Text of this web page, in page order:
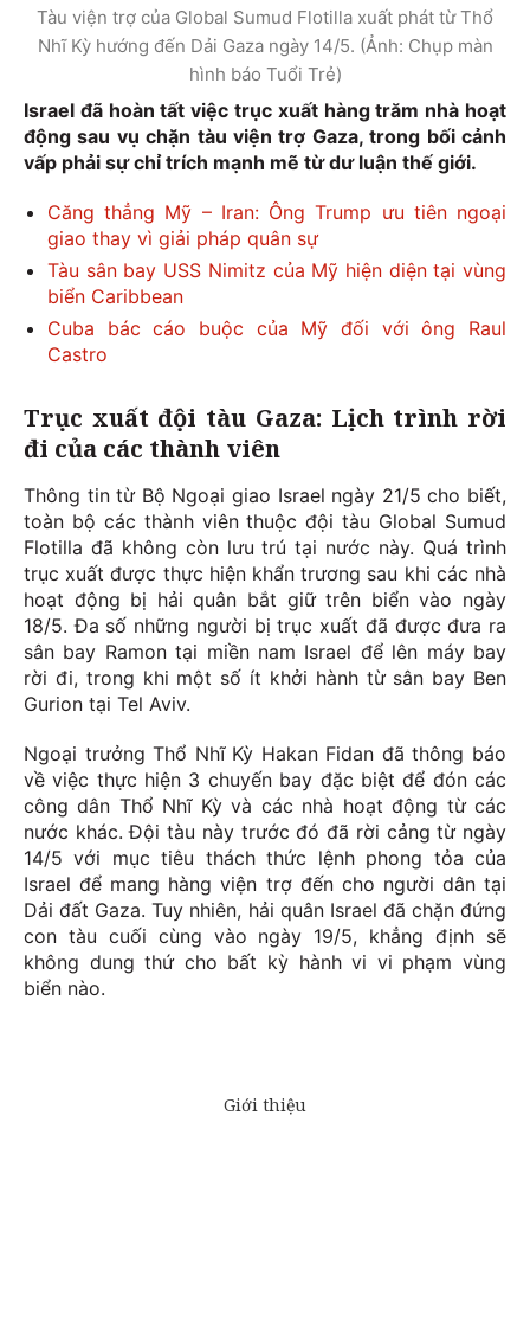
Tàu viện trợ của Global Sumud Flotilla xuất phát từ Thổ
Nhĩ Kỳ hướng đến Dải Gaza ngày 14/5. (Ảnh: Chụp màn
hình báo Tuổi Trẻ)
Israel đã hoàn tất việc trục xuất hàng trăm nhà hoạt
động sau vụ chặn tàu viện trợ Gaza, trong bối cảnh
vấp phải sự chỉ trích mạnh mẽ từ dư luận thế giới.
Căng thẳng Mỹ – Iran: Ông Trump ưu tiên ngoại
giao thay vì giải pháp quân sự
Tàu sân bay USS Nimitz của Mỹ hiện diện tại vùng
biển Caribbean
Cuba bác cáo buộc của Mỹ đối với ông Raul
Castro
Trục xuất đội tàu Gaza: Lịch trình rời
đi của các thành viên
Thông tin từ Bộ Ngoại giao Israel ngày 21/5 cho biết,
toàn bộ các thành viên thuộc đội tàu Global Sumud
Flotilla đã không còn lưu trú tại nước này. Quá trình
trục xuất được thực hiện khẩn trương sau khi các nhà
hoạt động bị hải quân bắt giữ trên biển vào ngày
18/5. Đa số những người bị trục xuất đã được đưa ra
sân bay Ramon tại miền nam Israel để lên máy bay
rời đi, trong khi một số ít khởi hành từ sân bay Ben
Gurion tại Tel Aviv.
Ngoại trưởng Thổ Nhĩ Kỳ Hakan Fidan đã thông báo
về việc thực hiện 3 chuyến bay đặc biệt để đón các
công dân Thổ Nhĩ Kỳ và các nhà hoạt động từ các
nước khác. Đội tàu này trước đó đã rời cảng từ ngày
14/5 với mục tiêu thách thức lệnh phong tỏa của
Israel để mang hàng viện trợ đến cho người dân tại
Dải đất Gaza. Tuy nhiên, hải quân Israel đã chặn đứng
con tàu cuối cùng vào ngày 19/5, khẳng định sẽ
không dung thứ cho bất kỳ hành vi vi phạm vùng
biển nào.